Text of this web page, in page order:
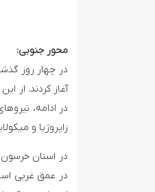
محور جنوبی:
در چهار روز
آغاز کردند. از
در ادامه،
زاپروژیا و
در استان
در عمق غربی